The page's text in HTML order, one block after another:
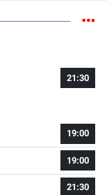
21:30
19:00
19:00
21:30